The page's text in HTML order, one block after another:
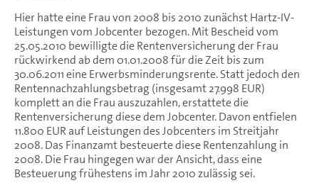
Hier hatte eine Frau von 2008 bis 2010 zunächst Hartz-IV-
Leistungen vom Jobcenter bezogen. Mit Bescheid vom
25.05.2010 bewilligte die Rentenversicherung der Frau
rückwirkend ab dem 01.01.2008 für die Zeit bis zum
30.06.2011 eine Erwerbsminderungsrente. Statt jedoch den
Rentennachzahlungsbetrag (insgesamt 27.998 EUR)
komplett an die Frau auszuzahlen, erstattete die
Rentenversicherung diese dem Jobcenter. Davon entfielen
11.800 EUR auf Leistungen des Jobcenters im Streitjahr
2008. Das Finanzamt besteuerte diese Rentenzahlung in
2008. Die Frau hingegen war der Ansicht, dass eine
Besteuerung frühestens im Jahr 2010 zulässig sei.